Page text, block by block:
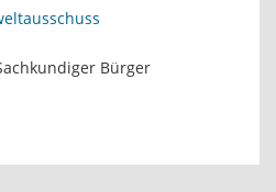
Bürger